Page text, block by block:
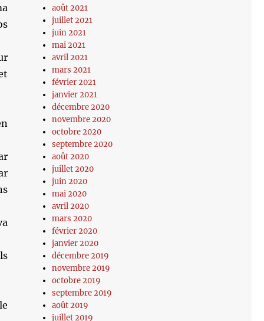
août 2021
juillet 2021
juin 2021
mai 2021
avril 2021
mars 2021
février 2021
janvier 2021
décembre 2020
novembre 2020
octobre 2020
septembre 2020
août 2020
juillet 2020
juin 2020
mai 2020
avril 2020
mars 2020
février 2020
janvier 2020
décembre 2019
novembre 2019
octobre 2019
septembre 2019
août 2019
juillet 2019